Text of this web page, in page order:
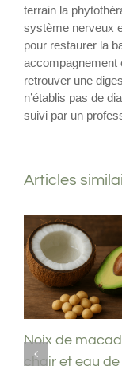
terrain la
système nerveux
pour restaurer la
accompagnement
retrouver une
n’établis pas de
suivi par un
Articles
Antibiotiques
troubles